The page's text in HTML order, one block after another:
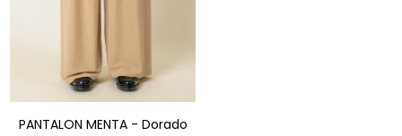
PANTALON MENTA - Dorado